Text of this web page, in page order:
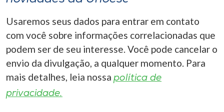
Usaremos seus dados para entrar em contato
com você sobre informações correlacionadas que
podem ser de seu interesse. Você pode cancelar o
envio da divulgação, a qualquer momento. Para
mais detalhes, leia nossa política de
privacidade.